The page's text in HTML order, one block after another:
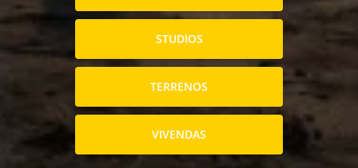
STUDIOS
TERRENOS
VIVENDAS